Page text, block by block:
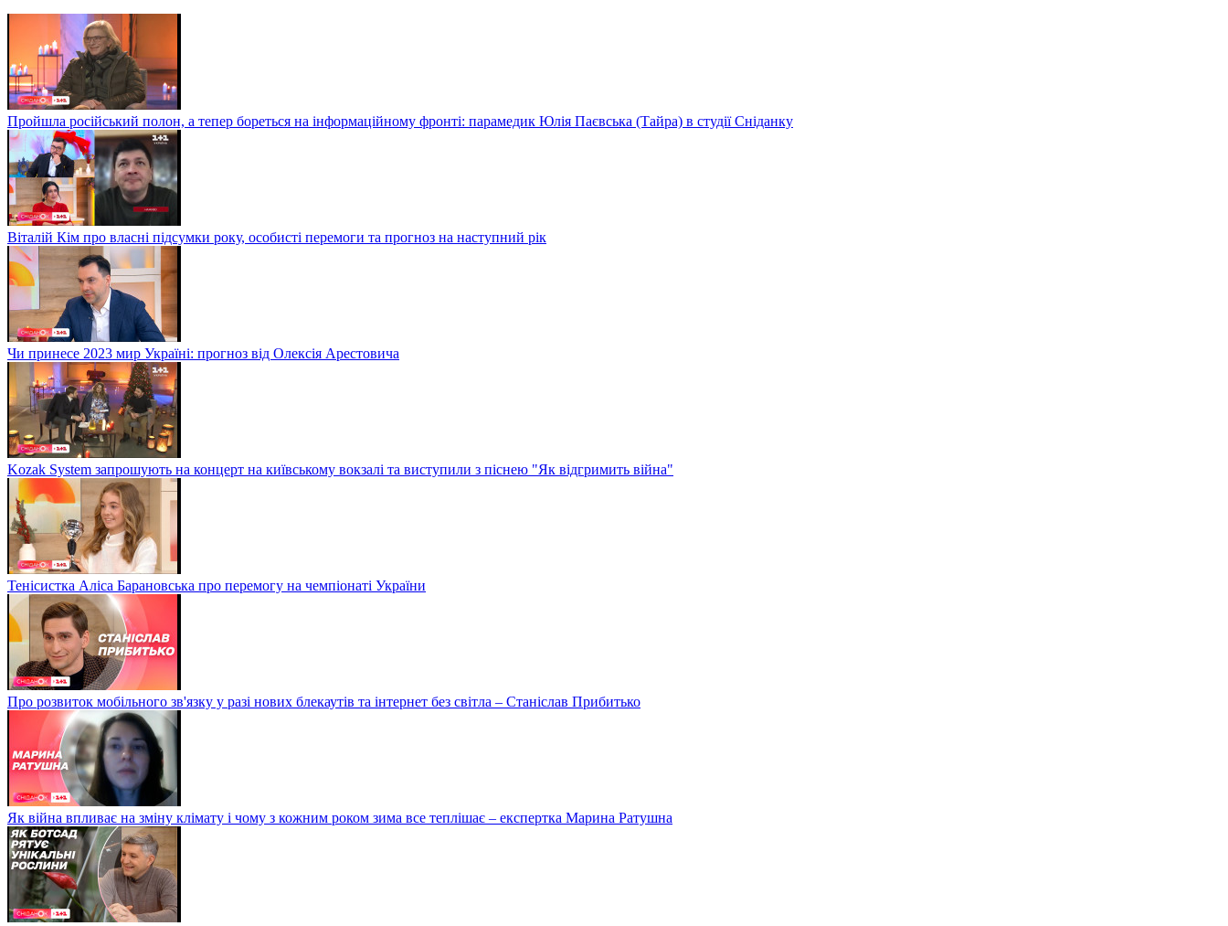
Пройшла російський полон, а тепер бореться на інформаційному фронті: парамедик Юлія Паєвська (Тайра) в студії Сніданку
Віталій Кім про власні підсумки року, особисті перемоги та прогноз на наступний рік
Чи принесе 2023 мир Україні: прогноз від Олексія Арестовича
Kozak System запрошують на концерт на київському вокзалі та виступили з піснею "Як відгримить війна"
Тенісистка Аліса Барановська про перемогу на чемпіонаті України
Про розвиток мобільного зв'язку у разі нових блекаутів та інтернет без світла – Станіслав Прибитько
Як війна впливає на зміну клімату і чому з кожним роком зима все теплішає – експертка Марина Ратушна